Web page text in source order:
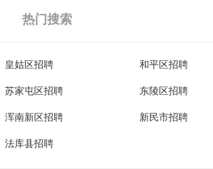
热门搜索
皇姑区招聘 和平区招聘
苏家屯区招聘 东陵区招聘
浑南新区招聘 新民市招聘
法库县招聘